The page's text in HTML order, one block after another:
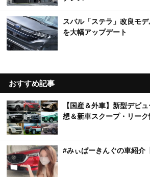
スバル「ステラ」改良モ
を大幅アップデート
おすすめ記事
【国産＆外車】新型デビ
想＆新車スクープ・リー
#みぃぱーきんぐの車紹介